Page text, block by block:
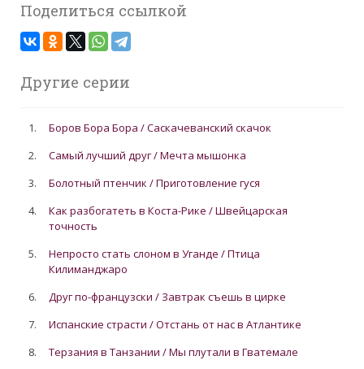
Поделиться ссылкой
Другие серии
1.
Боров Бора Бора / Саскачеванский скачок
2.
Самый лучший друг / Мечта мышонка
3.
Болотный птенчик / Приготовление гуся
4.
Как разбогатеть в Коста-Рике / Швейцарская
точность
5.
Непросто стать слоном в Уганде / Птица
Килиманджаро
6.
Друг по-французски / Завтрак съешь в цирке
7.
Испанские страсти / Отстань от нас в Атлантике
8.
Терзания в Танзании / Мы плутали в Гватемале